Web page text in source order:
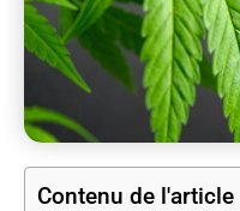
Contenu de l'article